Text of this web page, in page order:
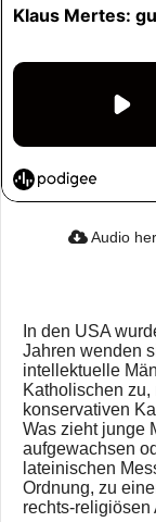
Audio
In den USA
Jahren wenden
intellektuelle
Katholischen
konservativen
Was zieht junge
aufgewachsen
lateinischen
Ordnung, zu
rechts-religiösen